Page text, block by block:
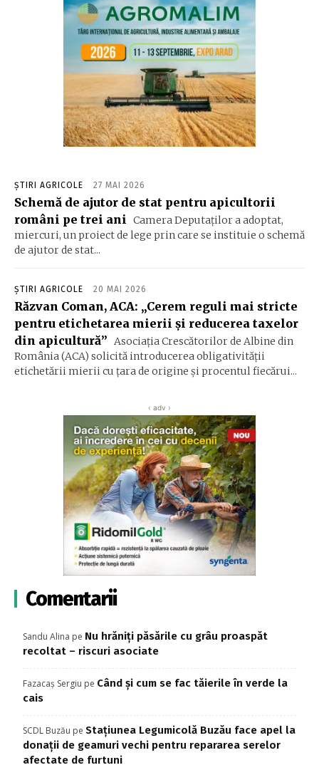
ȘTIRI AGRICOLE 27 MAI 2026
Schemă de ajutor de stat pentru apicultorii
români pe trei ani
Camera Deputaților a adoptat,
miercuri, un proiect de lege prin care se instituie o schemă
de ajutor de stat...
ȘTIRI AGRICOLE 20 MAI 2026
Răzvan Coman, ACA: „Cerem reguli mai stricte
pentru etichetarea mierii și reducerea taxelor
din apicultură” Asociaţia Crescătorilor de Albine din
România (ACA) solicită introducerea obligativităţii
etichetării mierii cu ţara de origine şi procentul fiecărui...
‹ adv ›
Comentarii
Sandu Alina pe Nu hrăniți păsările cu grâu proaspăt
recoltat – riscuri asociate
Fazacaș Sergiu pe Când și cum se fac tăierile în verde la
cais
SCDL Buzău pe Stațiunea Legumicolă Buzău face apel la
donații de geamuri vechi pentru repararea serelor
afectate de furtuni